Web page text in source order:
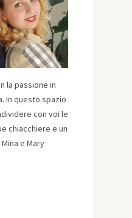
la passione in
In questo spazio
con voi le
chiacchiere e un
e Mary